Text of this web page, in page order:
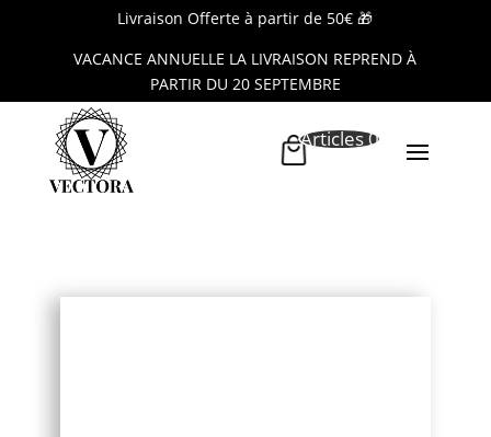
Livraison Offerte à partir de 50€ 🎁
VACANCE ANNUELLE LA LIVRAISON REPREND À
PARTIR DU 20 SEPTEMBRE
Articles 0